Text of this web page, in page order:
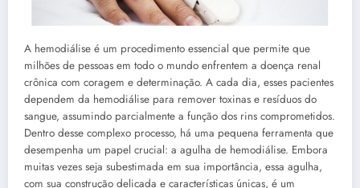
A hemodiálise é um procedimento essencial que permite que
milhões de pessoas em todo o mundo enfrentem a doença renal
crônica com coragem e determinação. A cada dia, esses pacientes
dependem da hemodiálise para remover toxinas e resíduos do
sangue, assumindo parcialmente a função dos rins comprometidos.
Dentro desse complexo processo, há uma pequena ferramenta que
desempenha um papel crucial: a agulha de hemodiálise. Embora
muitas vezes seja subestimada em sua importância, essa agulha,
com sua construção delicada e características únicas, é um